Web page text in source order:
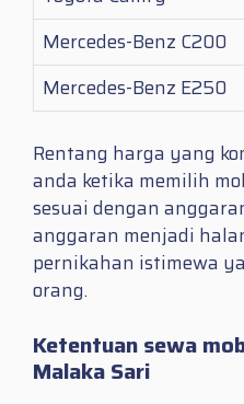
Mercedes-Benz C200
Mercedes-Benz E250
Rentang harga yang
anda ketika memilih
sesuai dengan
anggaran menjadi
pernikahan istimewa
orang.
Ketentuan sewa
Malaka Sari